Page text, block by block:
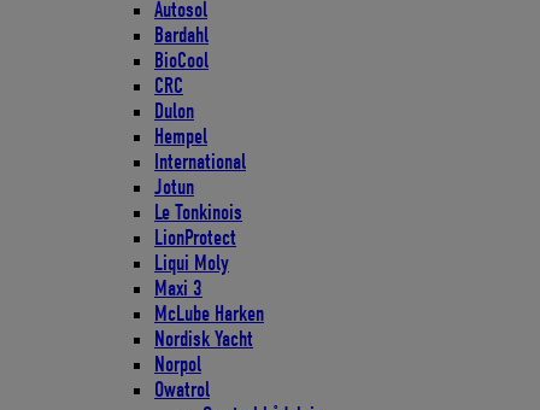
Autosol
Bardahl
BioCool
CRC
Dulon
Hempel
International
Jotun
Le Tonkinois
LionProtect
Liqui Moly
Maxi 3
McLube Harken
Nordisk Yacht
Norpol
Owatrol